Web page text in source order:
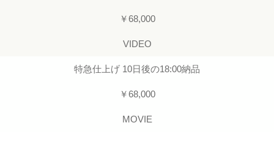
￥68,000
VIDEO
特急仕上げ 10日後の18:00納品
￥68,000
MOVIE